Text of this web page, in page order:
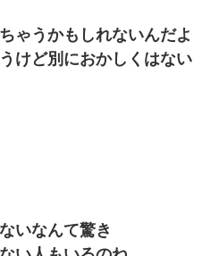
ゃうかもしれないんだよ
けど別におかしくはない
いなんて驚き